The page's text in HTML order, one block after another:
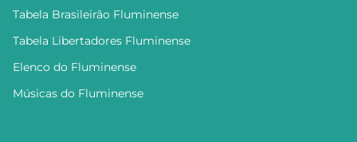
Tabela Brasileirão Fluminense
Tabela Libertadores Fluminense
Elenco do Fluminense
Músicas do Fluminense